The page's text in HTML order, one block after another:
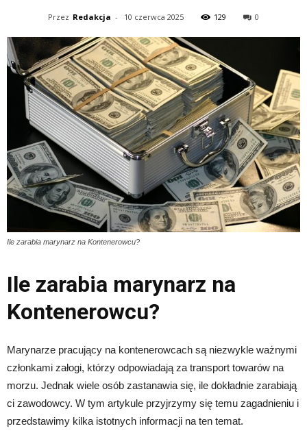
Przez Redakcja - 10 czerwca 2025 129 0
Ile zarabia marynarz na Kontenerowcu?
Ile zarabia marynarz na
Kontenerowcu?
Marynarze pracujący na kontenerowcach są niezwykle ważnymi
członkami załogi, którzy odpowiadają za transport towarów na
morzu. Jednak wiele osób zastanawia się, ile dokładnie zarabiają
ci zawodowcy. W tym artykule przyjrzymy się temu zagadnieniu i
przedstawimy kilka istotnych informacji na ten temat.